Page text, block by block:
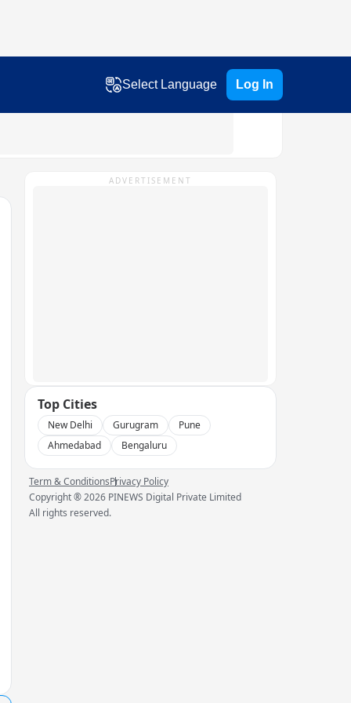
Select Language Log In
ADVERTISEMENT
Top Cities
New Delhi Gurugram
Pune
Ahmedabad
Bengaluru
Term & ConditionsPrivacy Policy
Copyright ®2026 PINEWS Digital Private Limited
All rights reserved.